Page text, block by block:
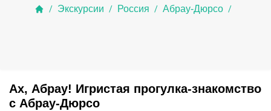
/ Экскурсии / Россия / Абрау-Дюрсо /
Ах, Абрау! Игристая прогулка-знакомство
с Абрау-Дюрсо